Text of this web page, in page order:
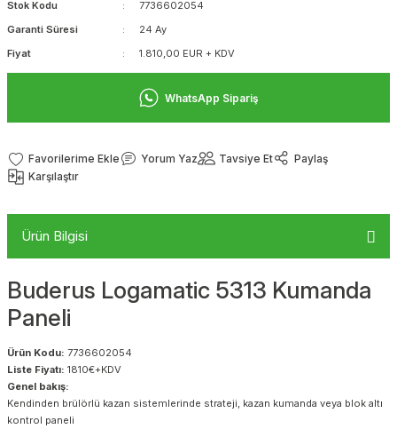
Stok Kodu
7736602054
Garanti Süresi
24 Ay
Fiyat
1.810,00 EUR + KDV
WhatsApp Sipariş
Yorum Yaz Tavsiye Et
Paylaş
Karşılaştır
Ürün Bilgisi
Buderus Logamatic 5313 Kumanda
Paneli
Ürün Kodu: 7736602054
Liste Fiyatı: 1810€+KDV
Genel bakış:
Kendinden brülörlü kazan sistemlerinde strateji, kazan kumanda veya blok altı
kontrol paneli